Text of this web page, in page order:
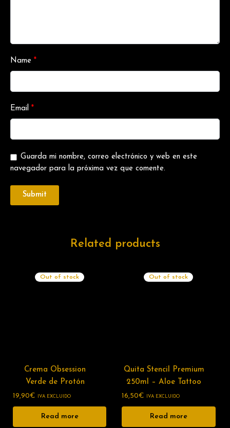
Name *
Email *
Guarda mi nombre, correo electrónico y web en este
navegador para la próxima vez que comente.
Related products
Out of stock
Crema Obsession
Verde de Protón
19,90€ IVA EXCLUIDO
Read more
Out of stock
Quita Stencil Premium
250ml – Aloe Tattoo
16,50€ IVA EXCLUIDO
Read more